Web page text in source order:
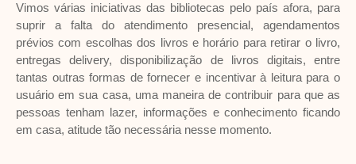
Vimos várias iniciativas das bibliotecas pelo país afora, para
suprir a falta do atendimento presencial, agendamentos
prévios com escolhas dos livros e horário para retirar o livro,
entregas delivery, disponibilização de livros digitais, entre
tantas outras formas de fornecer e incentivar à leitura para o
usuário em sua casa, uma maneira de contribuir para que as
pessoas tenham lazer, informações e conhecimento ficando
em casa, atitude tão necessária nesse momento.